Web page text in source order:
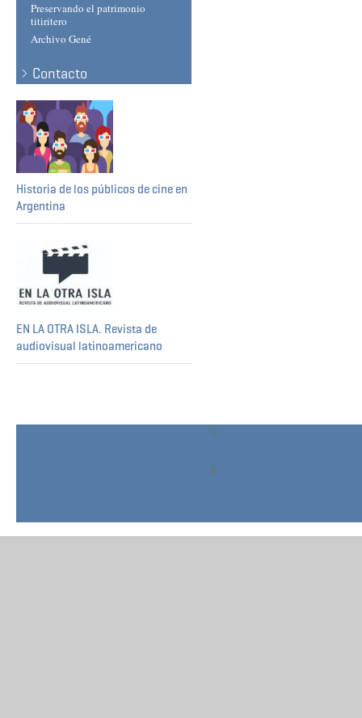
Preservando el patrimonio
titiritero
Archivo Gené
Contacto
Historia de los públicos de cine en
Argentina
EN LA OTRA ISLA. Revista de
audiovisual latinoamericano